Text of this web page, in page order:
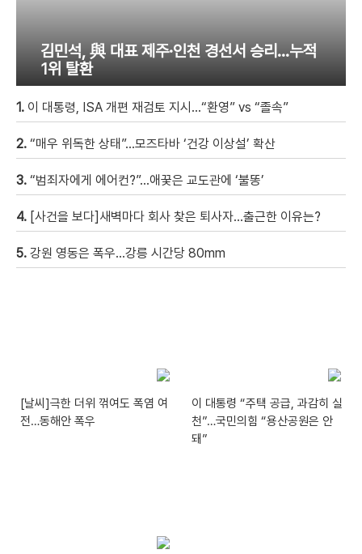
김민석, 與 대표 제주·인천 경선서 승리…누적
1위 탈환
1. 이 대통령, ISA 개편 재검토 지시…“환영” vs “졸속”
2. “매우 위독한 상태”…모즈타바 ‘건강 이상설’ 확산
3. “범죄자에게 에어컨?”…애꿎은 교도관에 ‘불똥’
4. [사건을 보다]새벽마다 회사 찾은 퇴사자…출근한 이유는?
5. 강원 영동은 폭우…강릉 시간당 80mm
[날씨]극한 더위 꺾여도 폭염 여
전…동해안 폭우
이 대통령 “주택 공급, 과감히 실
천”…국민의힘 “용산공원은 안
돼”